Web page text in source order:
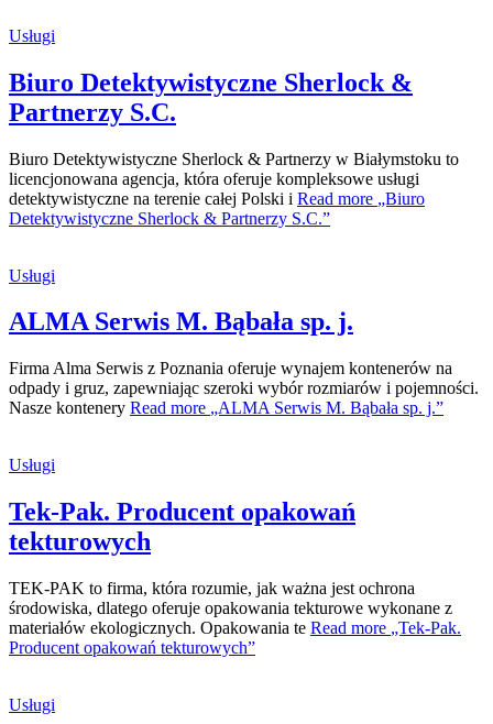
Usługi
Biuro Detektywistyczne Sherlock &
Partnerzy S.C.
Biuro Detektywistyczne Sherlock & Partnerzy w Białymstoku to
licencjonowana agencja, która oferuje kompleksowe usługi
detektywistyczne na terenie całej Polski i Read more „Biuro
Detektywistyczne Sherlock & Partnerzy S.C.”
Usługi
ALMA Serwis M. Bąbała sp. j.
Firma Alma Serwis z Poznania oferuje wynajem kontenerów na
odpady i gruz, zapewniając szeroki wybór rozmiarów i pojemności.
Nasze kontenery Read more „ALMA Serwis M. Bąbała sp. j.”
Usługi
Tek-Pak. Producent opakowań
tekturowych
TEK-PAK to firma, która rozumie, jak ważna jest ochrona
środowiska, dlatego oferuje opakowania tekturowe wykonane z
materiałów ekologicznych. Opakowania te Read more „Tek-Pak.
Producent opakowań tekturowych”
Usługi